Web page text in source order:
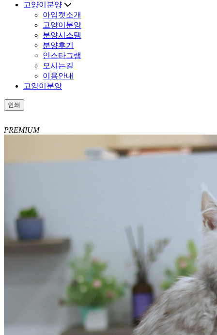
고양이분양
아임캣소개
고양이분양
분양시스템
분양후기
인스타그램
오시는길
이용안내
고양이분양
인쇄
PREMIUM